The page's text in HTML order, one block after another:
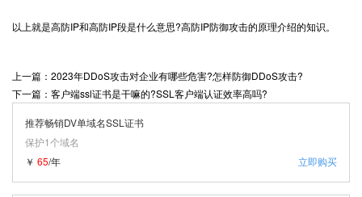
以上就是高防IP和高防IP段是什么意思?高防IP防御攻击的原理介绍的知识。
上一篇：2023年DDoS攻击对企业有哪些危害?怎样防御DDoS攻击?
下一篇：客户端ssl证书是干嘛的?SSL客户端认证效率高吗?
推荐畅销DV单域名SSL证书
保护1个域名
立即购买
￥ 65/年